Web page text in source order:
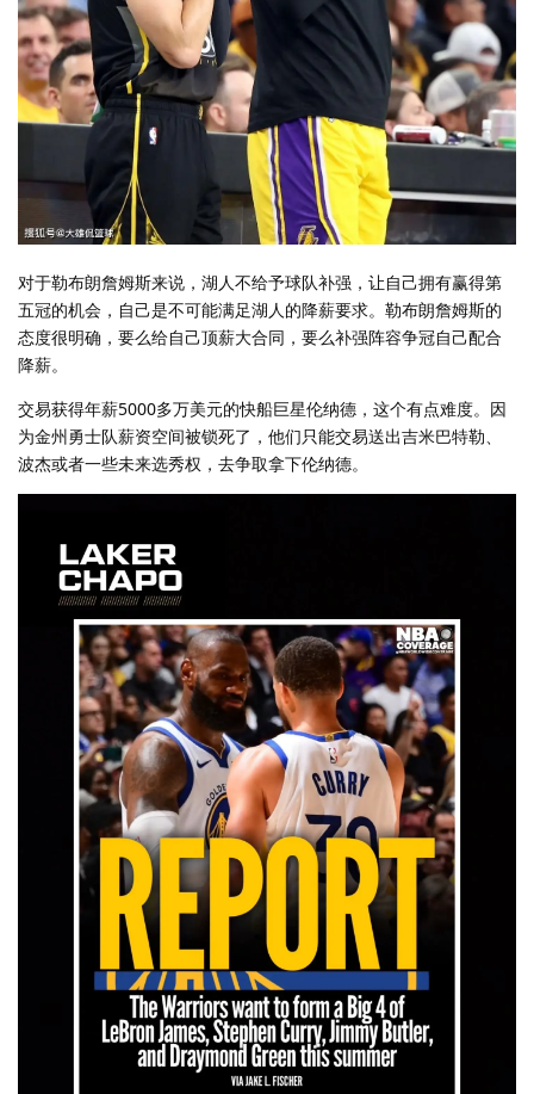
对于勒布朗詹姆斯来说，湖人不给予球队补强，让自己拥有赢得第
五冠的机会，自己是不可能满足湖人的降薪要求。勒布朗詹姆斯的
态度很明确，要么给自己顶薪大合同，要么补强阵容争冠自己配合
降薪。
交易获得年薪5000多万美元的快船巨星伦纳德，这个有点难度。因
为金州勇士队薪资空间被锁死了，他们只能交易送出吉米巴特勒、
波杰或者一些未来选秀权，去争取拿下伦纳德。